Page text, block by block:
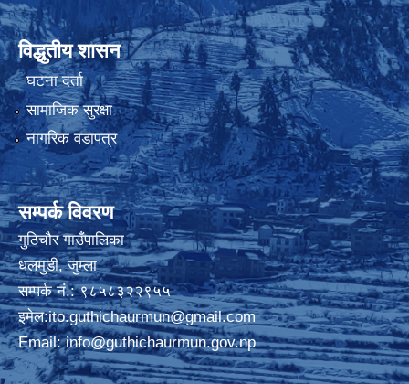
विद्धुतीय शासन
घटना दर्ता
सामाजिक सुरक्षा
नागरिक वडापत्र
सम्पर्क विवरण
गुठिचौर गाउँपालिका
धलमुडी, जुम्ला
सम्पर्क नं.: ९८५८३२२९५५
इमेल:ito.guthichaurmun@gmail.com
Email:info@guthichaurmun.gov.np